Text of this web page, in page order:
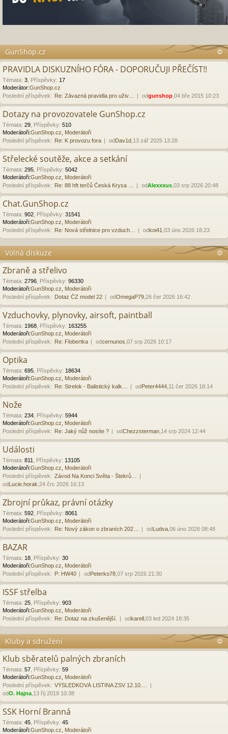
GunShop.cz
PRAVIDLA DISKUZNÍHO FÓRA - DOPORUČUJI PŘEČÍST!!
Témata: 3 Příspěvky: 17
Moderátor:GunShop.cz
Poslední příspěvek: Re: Závazná pravidla pro uživ… odgunshop ,04 bře 2015 10:23
Dotazy na provozovatele GunShop.cz
Témata: 29 Příspěvky: 510
Moderátoři:GunShop.cz
Moderátoři
Poslední příspěvek: Re: K provozu fora odDav1d ,13 zář 2025 13:28
Střelecké soutěže, akce a setkání
Témata: 295 Příspěvky: 5042
Moderátoři:GunShop.cz
Moderátoři
Poslední příspěvek: Re: 88 hft terčů Česká Krysa … odAlexxxus ,03 srp 2026 20:48
Chat.GunShop.cz
Témata: 902 Příspěvky: 31541
Moderátoři:GunShop.cz
Moderátoři
Poslední příspěvek: Re: Nová střelnice pro vzduch… odkoi41 ,03 úno 2026 18:23
Volná diskuze
Zbraně a střelivo
Témata: 2796 Příspěvky: 96330
Moderátoři:GunShop.cz
Moderátoři
Poslední příspěvek: Dotaz ČZ model 22 odOmegaP79 ,26 čer 2026 16:42
Vzduchovky, plynovky, airsoft, paintball
Témata: 1968 Příspěvky: 163255
Moderátoři:GunShop.cz
Moderátoři
Poslední příspěvek: Re: Flobertka odcernunos ,07 srp 2026 10:17
Optika
Témata: 695 Příspěvky: 18634
Moderátoři:GunShop.cz
Moderátoři
Poslední příspěvek: Re: Strelok - Balistický kalk… odPeter4444 ,11 čer 2026 18:14
Nože
Témata: 234 Příspěvky: 5944
Moderátoři:GunShop.cz
Moderátoři
Poslední příspěvek: Re: Jaký nůž nosíte ? odChezzsterman ,14 srp 2024 12:44
Události
Témata: 811 Příspěvky: 13105
Moderátoři:GunShop.cz
Moderátoři
Poslední příspěvek: Závod Na Konci Světa - Štekrů…
odLucie.horak ,24 črc 2026 16:13
Zbrojní průkaz, právní otázky
Témata: 592 Příspěvky: 8061
Moderátoři:GunShop.cz
Moderátoři
Poslední příspěvek: Re: Nový zákon o zbraních 202… odLudva ,06 úno 2026 08:48
BAZAR
Témata: 18 Příspěvky: 30
Moderátoři:GunShop.cz
Moderátoři
Poslední příspěvek: P: HW40 odPeterko78 ,07 srp 2026 21:30
ISSF střelba
Témata: 25 Příspěvky: 903
Moderátoři:GunShop.cz
Moderátoři
Poslední příspěvek: Re: Dotaz na zkušenější. odkarell ,03 led 2024 18:35
Kluby a sdružení
Klub sběratelů palných zbraních
Témata: 57 Příspěvky: 59
Moderátoři:GunShop.cz
Moderátoři
Poslední příspěvek: VÝSLEDKOVÁ LISTINA ZSV 12.10.…
odO. Hajna ,13 říj 2019 10:38
SSK Horní Branná
Témata: 45 Příspěvky: 45
Moderátoři:GunShop.cz
Moderátoři